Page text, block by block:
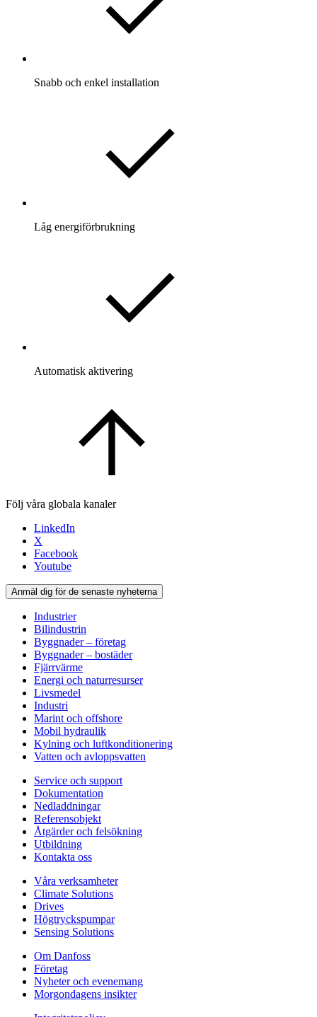
Snabb och enkel installation
Låg energiförbrukning
Automatisk aktivering
Följ våra globala kanaler
LinkedIn
X
Facebook
Youtube
Anmäl dig för de senaste nyheterna
Industrier
Bilindustrin
Byggnader – företag
Byggnader – bostäder
Fjärrvärme
Energi och naturresurser
Livsmedel
Industri
Marint och offshore
Mobil hydraulik
Kylning och luftkonditionering
Vatten och avloppsvatten
Service och support
Dokumentation
Nedladdningar
Referensobjekt
Åtgärder och felsökning
Utbildning
Kontakta oss
Våra verksamheter
Climate Solutions
Drives
Högtryckspumpar
Sensing Solutions
Om Danfoss
Företag
Nyheter och evenemang
Morgondagens insikter